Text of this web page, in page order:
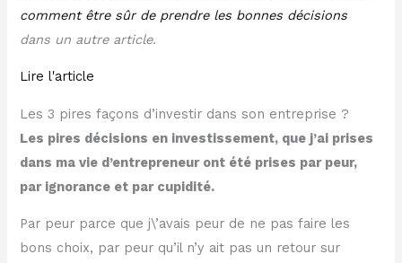
comment être sûr de prendre les bonnes décisions
dans un autre article.
Lire l'article
Les 3 pires façons d’investir dans son entreprise ?
Les pires décisions en investissement, que j’ai prises
dans ma vie d’entrepreneur ont été prises par peur,
par ignorance et par cupidité.
Par peur parce que j\’avais peur de ne pas faire les
bons choix, par peur qu’il n’y ait pas un retour sur